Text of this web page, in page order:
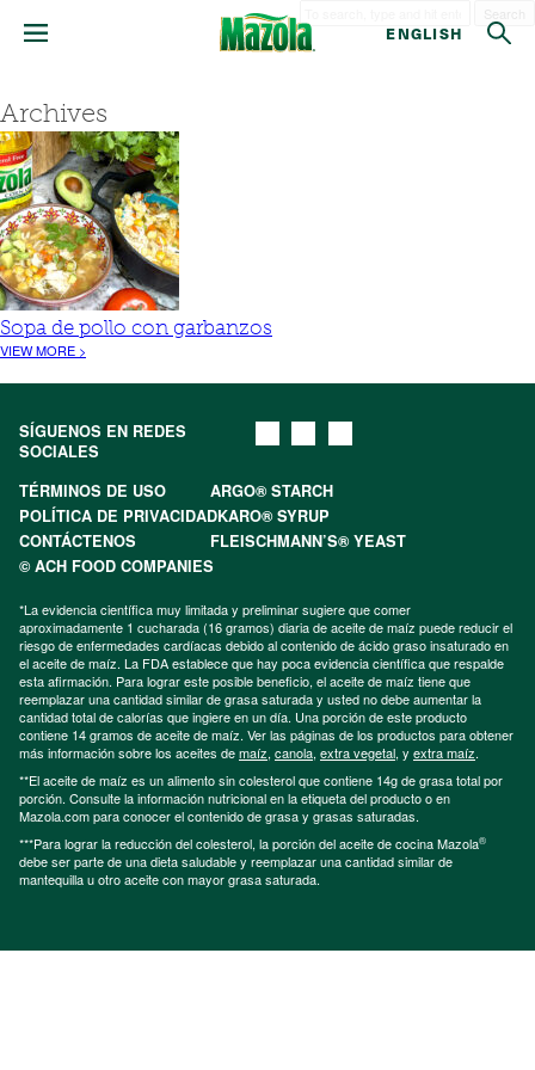
ENGLISH
Archives
Sopa de pollo con garbanzos
VIEW MORE >
SÍGUENOS EN REDES
SOCIALES
TÉRMINOS DE USO
ARGO® STARCH
POLÍTICA DE PRIVACIDADKARO® SYRUP
CONTÁCTENOS
FLEISCHMANN’S® YEAST
© ACH FOOD COMPANIES
*La evidencia científica muy limitada y preliminar sugiere que comer
aproximadamente 1 cucharada (16 gramos) diaria de aceite de maíz puede reducir el
riesgo de enfermedades cardíacas debido al contenido de ácido graso insaturado en
el aceite de maíz. La FDA establece que hay poca evidencia científica que respalde
esta afirmación. Para lograr este posible beneficio, el aceite de maíz tiene que
reemplazar una cantidad similar de grasa saturada y usted no debe aumentar la
cantidad total de calorías que ingiere en un día. Una porción de este producto
contiene 14 gramos de aceite de maíz. Ver las páginas de los productos para obtener
más información sobre los aceites demaíz, canola, extra vegetal, y extra maíz.
**El aceite de maíz es un alimento sin colesterol que contiene 14g de grasa total por
porción. Consulte la información nutricional en la etiqueta del producto o en
Mazola.com para conocer el contenido de grasa y grasas saturadas.
***Para lograr la reducción del colesterol, la porción del aceite de cocina Mazola®
debe ser parte de una dieta saludable y reemplazar una cantidad similar de
mantequilla u otro aceite con mayor grasa saturada.